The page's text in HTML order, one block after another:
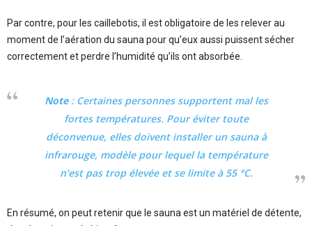
Par contre, pour les caillebotis, il est obligatoire de les relever au
moment de l’aération du sauna pour qu’eux aussi puissent sécher
correctement et perdre l’humidité qu’ils ont absorbée.
Note: Certaines personnes supportent mal les
fortes températures. Pour éviter toute
déconvenue, elles doivent installer un sauna à
infrarouge, modèle pour lequel la température
n’est pas trop élevée et se limite à 55 °C.
En résumé, on peut retenir que le sauna est un matériel de détente,